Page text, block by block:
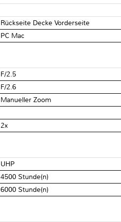
Rückseite Decke Vorderseite
PC Mac
F/2.5
F/2.6
Manueller Zoom
2x
UHP
4500 Stunde(n)
6000 Stunde(n)